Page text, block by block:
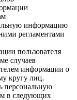
информацию
регламентами
пользователя
случаев
информации о
кругу лиц.
персональную
в следующих